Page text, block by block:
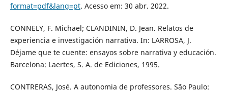
format=pdf&lang=pt. Acesso em: 30 abr. 2022.
CONNELY, F. Michael; CLANDININ, D. Jean. Relatos de
experiencia e investigación narrativa. In: LARROSA, J.
Déjame que te cuente: ensayos sobre narrativa y educación.
Barcelona: Laertes, S. A. de Ediciones, 1995.
CONTRERAS, José. A autonomia de professores. São Paulo: